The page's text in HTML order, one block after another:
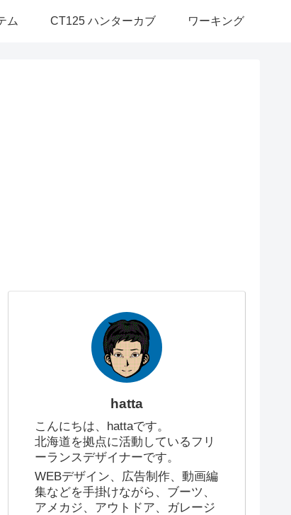
ム CT125 ハンターカブ ワーキング
hatta
こんにちは、hattaです。
北海道を拠点に活動しているフリ
ーランスデザイナーです。
WEBデザイン、広告制作、動画編
集などを手掛けながら、ブーツ、
アメカジ、アウトドア、ガレージ